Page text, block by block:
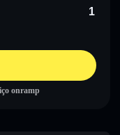
onramp